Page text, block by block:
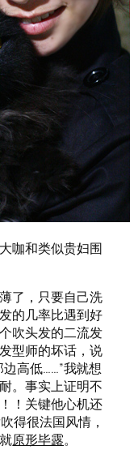
咖和类似贵妇围
了，只要自己洗
的几率比遇到好
吹头发的二流发
型师的坏话，说
高低……”我就想
。事实上证明不
！关键他心机还
得很法国风情，
原形毕露。